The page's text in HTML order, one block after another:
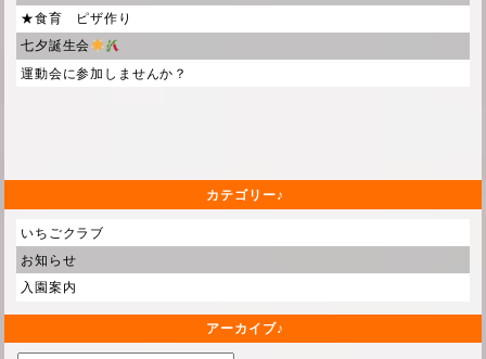
★食育 ピザ作り
七夕誕生会
運動会に参加しませんか？
カテゴリー
いちごクラブ
お知らせ
入園案内
アーカイブ